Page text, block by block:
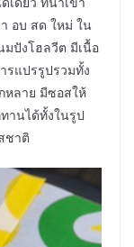
อบ สด ใหม่ ใน
มปังโฮลวีต มีเนื้อ
รแปรรูปรวมทั้ง
หลาย มีซอสให้
านได้ทั้งในรูป
ชาติ